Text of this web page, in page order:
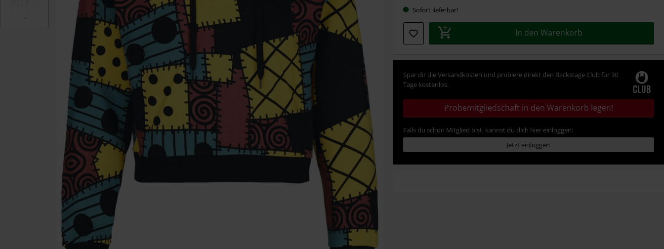
Sofort lieferbar!
In den Warenkorb
Spar dir die Versandkosten und probiere direkt den Backstage Club für 30
Tage kostenlos:
Probemitgliedschaft in den Warenkorb legen!
Falls du schon Mitglied bist, kannst du dich hier einloggen:
Jetzt einloggen